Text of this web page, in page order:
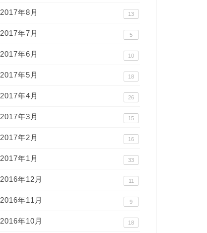
2017年8月 13
2017年7月 5
2017年6月 10
2017年5月 18
2017年4月 26
2017年3月 15
2017年2月 16
2017年1月 33
2016年12月 11
2016年11月 9
2016年10月 18